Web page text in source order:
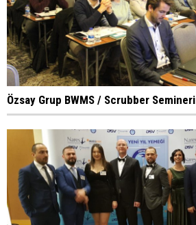
Özsay Grup BWMS / Scrubber Semineri